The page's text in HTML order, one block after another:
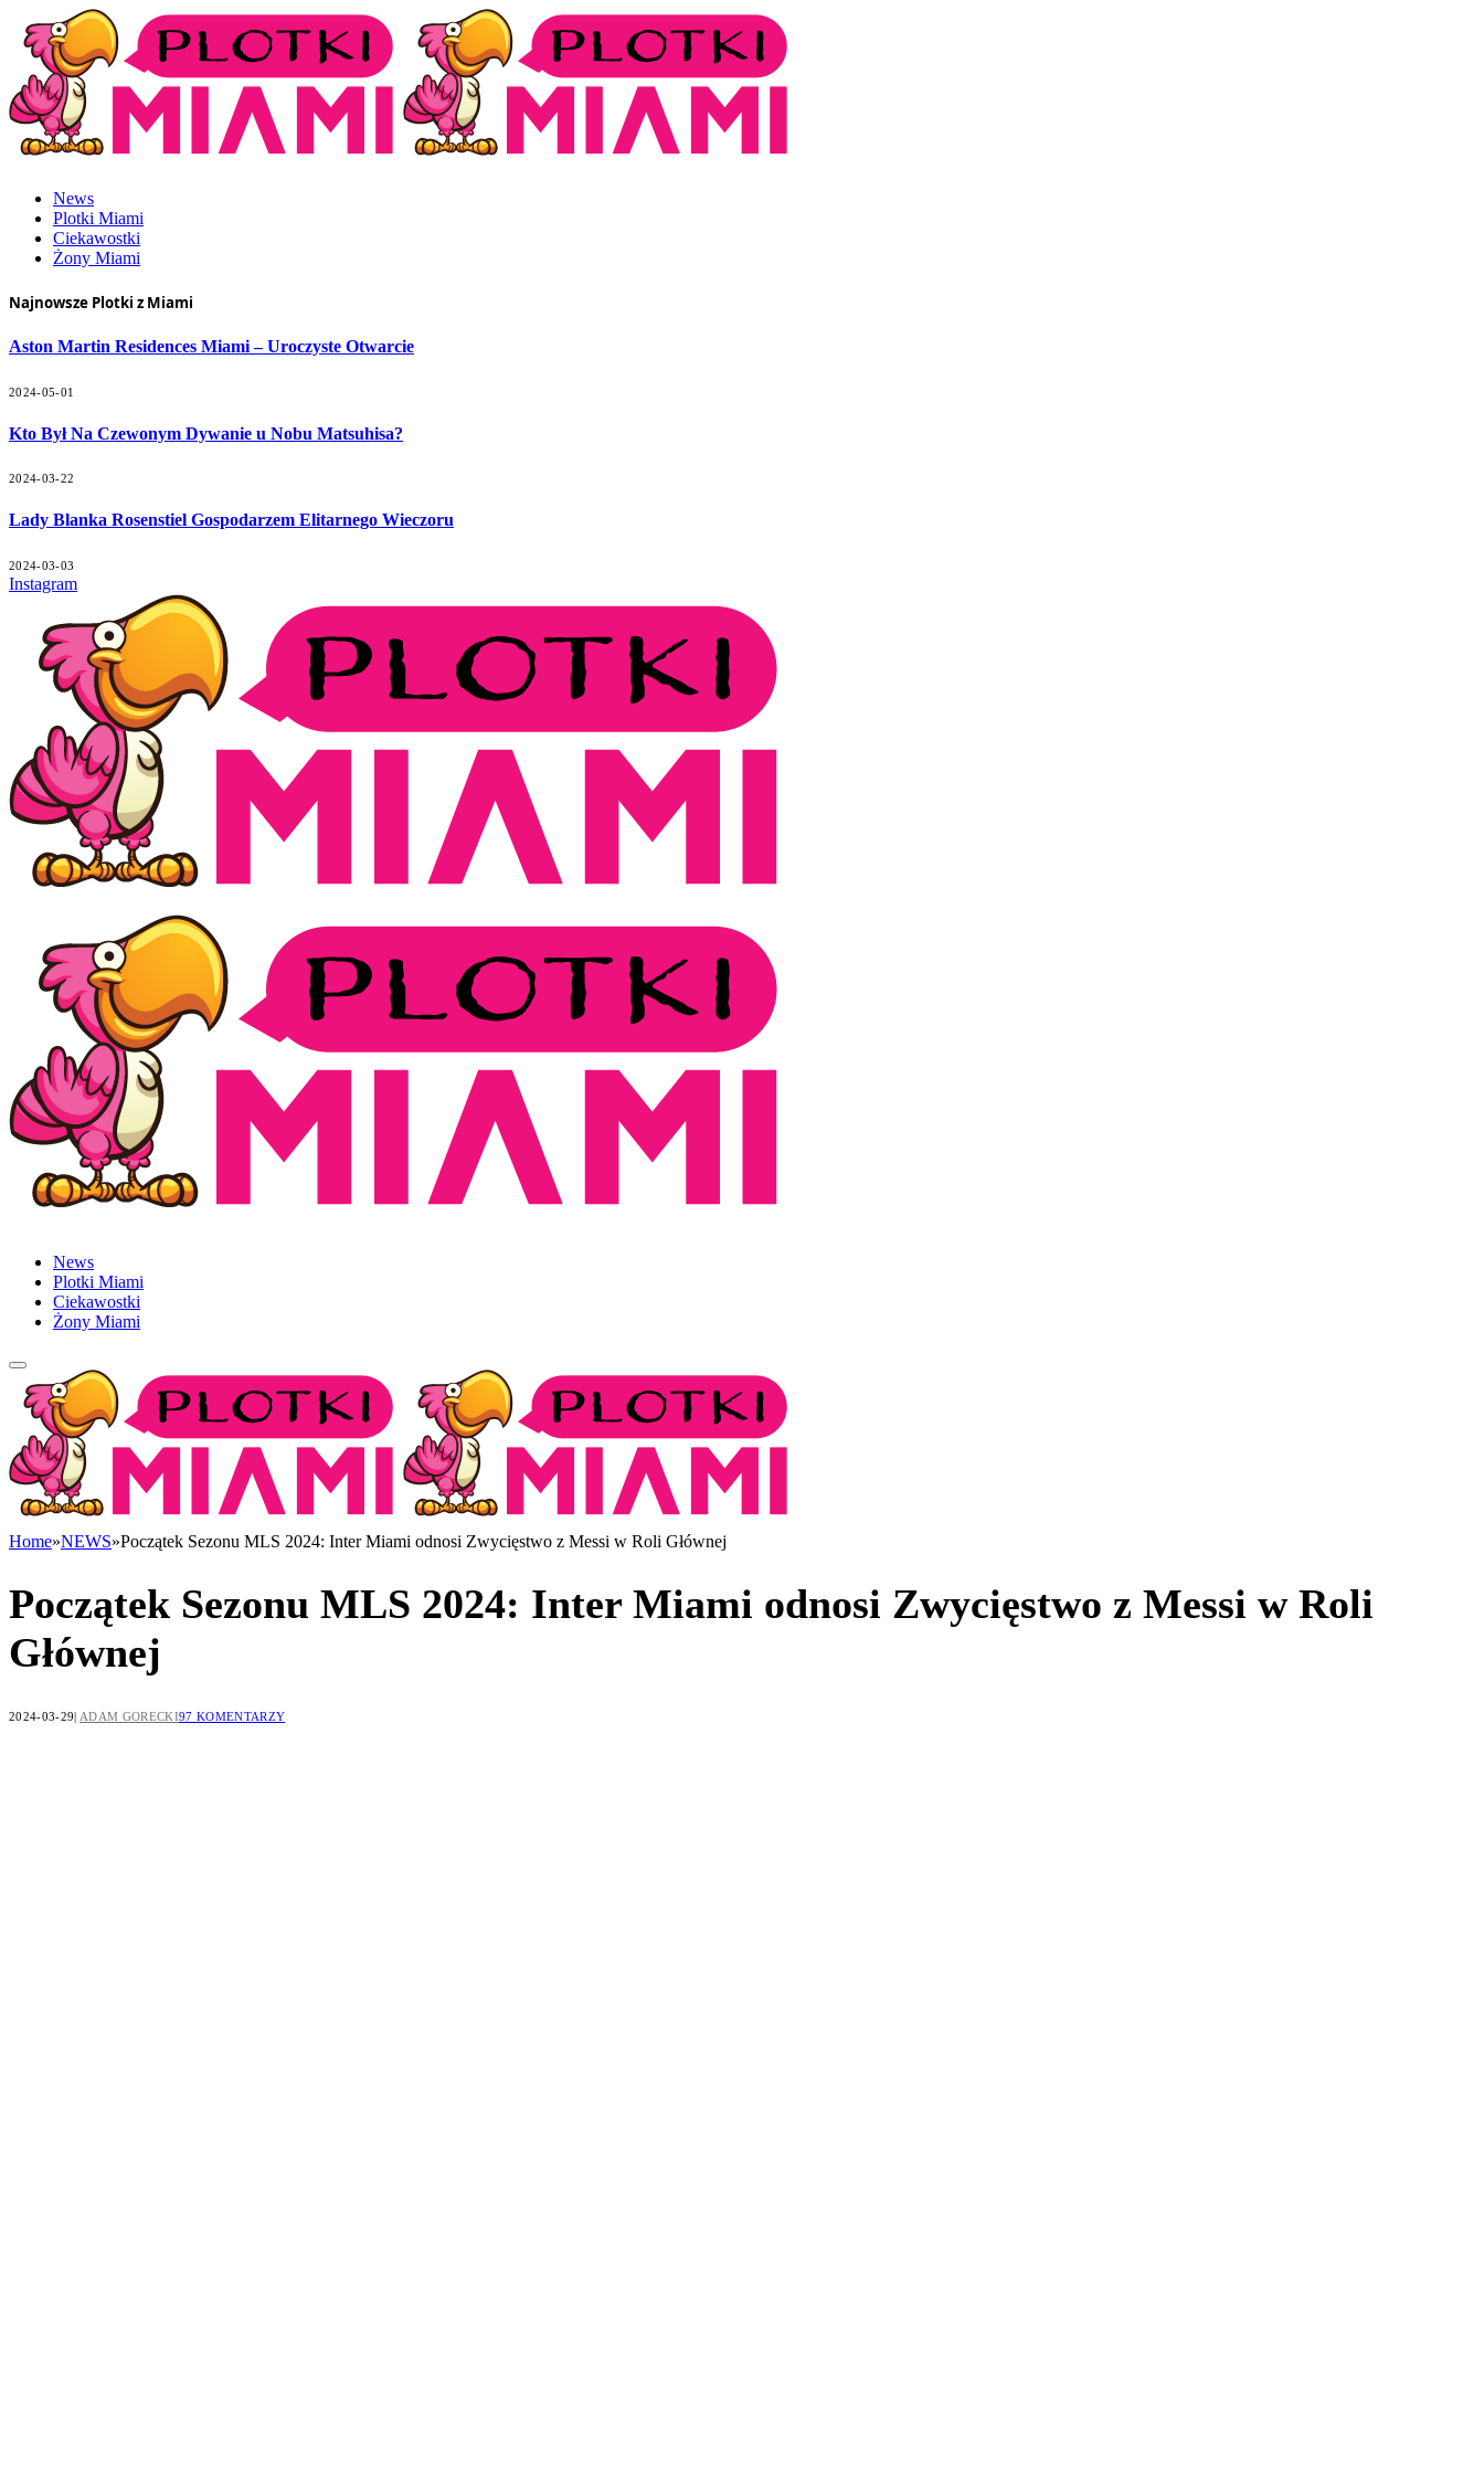
News
Plotki Miami
Ciekawostki
Żony Miami
Najnowsze Plotki z Miami
Aston Martin Residences Miami – Uroczyste Otwarcie
2024-05-01
Kto Był Na Czewonym Dywanie u Nobu Matsuhisa?
2024-03-22
Lady Blanka Rosenstiel Gospodarzem Elitarnego Wieczoru
2024-03-03
Instagram
News
Plotki Miami
Ciekawostki
Żony Miami
Home»NEWS»Początek Sezonu MLS 2024: Inter Miami odnosi Zwycięstwo z Messi w Roli Głównej
Początek Sezonu MLS 2024: Inter Miami odnosi Zwycięstwo z Messi w Roli
Głównej
2024-03-29 ADAM GORECKI97 KOMENTARZY